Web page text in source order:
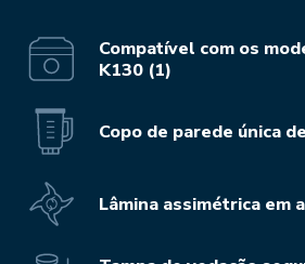
Compatível com os
K130 (1)
Copo de parede única
Lâmina assimétrica em